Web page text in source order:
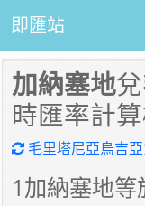
即匯站
加納塞地兌
時匯率計
毛里塔尼亞烏吉
1加納塞地等